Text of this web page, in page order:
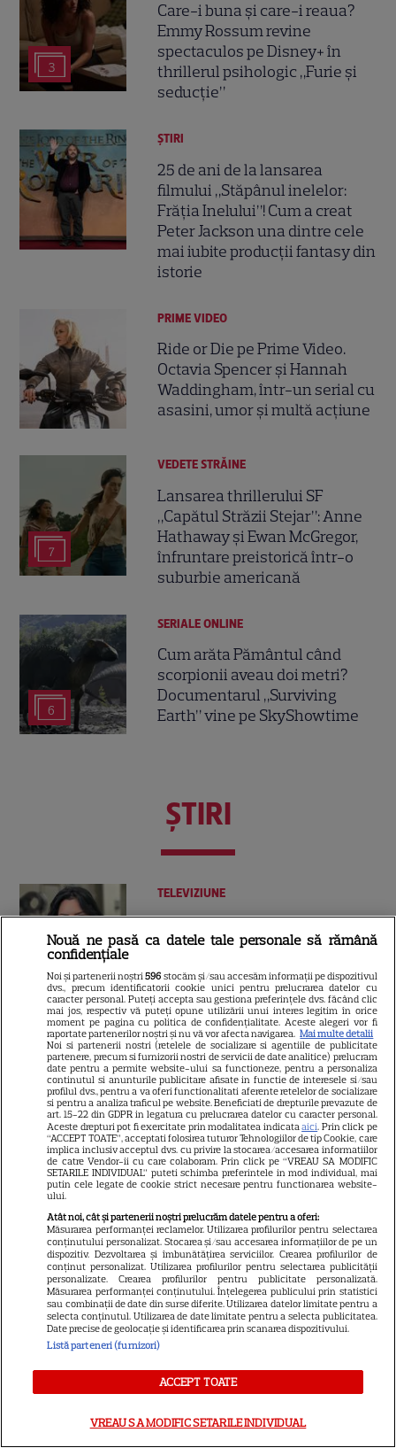
3
Care-i buna și care-i reaua?
Emmy Rossum revine
spectaculos pe Disney+ în
thrillerul psihologic „Furie și
seducție”
ȘTIRI
25 de ani de la lansarea
filmului „Stăpânul inelelor:
Frăția Inelului”! Cum a creat
Peter Jackson una dintre cele
mai iubite producții fantasy din
istorie
PRIME VIDEO
Ride or Die pe Prime Video.
Octavia Spencer și Hannah
Waddingham, într-un serial cu
asasini, umor și multă acțiune
7
VEDETE STRĂINE
Lansarea thrillerului SF
„Capătul Străzii Stejar”: Anne
Hathaway și Ewan McGregor,
înfruntare preistorică într-o
suburbie americană
6
SERIALE ONLINE
Cum arăta Pământul când
scorpionii aveau doi metri?
Documentarul „Surviving
Earth” vine pe SkyShowtime
ŞTIRI
3
TELEVIZIUNE
Eva Pavel a început filmările
pentru noul sezon „Apel la
Kanal D
VEDETE STRĂINE
Suri Cruise nu mai folosește
numele lui Tom Cruise.
Alegerea făcută în onoarea lui
Katie Holmes
17
VEDETE STRĂINE
Amal Clooney începe ziua cu
supă de alge! Dieta simplă și
rutina de sport a soției lui
George Clooney
RECOMANDĂRI
Poftiți pe la noi! Ce provocări le
concurenților diseară
Nouă ne pasă ca datele tale personale să rămână
confidențiale
Noi și partenerii noștri596 stocăm și/sau accesăm informații pe dispozitivul
dvs., precum identificatorii cookie unici pentru prelucrarea datelor cu
caracter personal. Puteți accepta sau gestiona preferințele dvs. făcând clic
mai jos, respectiv vă puteți opune utilizării unui interes legitim în orice
moment pe pagina cu politica de confidențialitate. Aceste alegeri vor fi
raportate partenerilor noștri și nu vă vor afecta navigarea. Mai multe detalii
Noi si partenerii nostri (retelele de socializare si agentiile de publicitate
partenere, precum si furnizorii nostri de servicii de date analitice) prelucram
date pentru a permite website-ului sa functioneze, pentru a personaliza
continutul si anunturile publicitare afisate in functie de interesele si/sau
profilul dvs., pentru a va oferi functionalitati aferente retelelor de socializare
si pentru a analiza traficul pe website. Beneficiati de drepturile prevazute de
art. 15-22 din GDPR in legatura cu prelucrarea datelor cu caracter personal.
Aceste drepturi pot fi exercitate prin modalitatea indicataaici. Prin click pe
“ACCEPT TOATE”, acceptati folosirea tuturor Tehnologiilor de tip Cookie, care
implica inclusiv acceptul dvs. cu privire la stocarea/accesarea informatiilor
de catre Vendor-ii cu care colaboram. Prin click pe “VREAU SA MODIFIC
SETARILE INDIVIDUAL” puteti schimba preferintele in mod individual, mai
putin cele legate de cookie strict necesare pentru functionarea website-
ului.
Atât noi, cât și partenerii noștri prelucrăm datele pentru a oferi:
Măsurarea performanței reclamelor. Utilizarea profilurilor pentru selectarea
conținutului personalizat. Stocarea și/sau accesarea informațiilor de pe un
dispozitiv. Dezvoltarea și îmbunătățirea serviciilor. Crearea profilurilor de
conținut personalizat. Utilizarea profilurilor pentru selectarea publicității
personalizate. Crearea profilurilor pentru publicitate personalizată.
Măsurarea performanței conținutului. Înțelegerea publicului prin statistici
sau combinații de date din surse diferite. Utilizarea datelor limitate pentru a
selecta conținutul. Utilizarea de date limitate pentru a selecta publicitatea.
Date precise de geolocație și identificarea prin scanarea dispozitivului.
Listă parteneri (furnizori)
ACCEPT TOATE
VREAU SA MODIFIC SETARILE INDIVIDUAL